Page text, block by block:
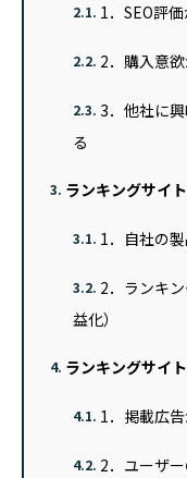
2.1. 1．SEO評
2.2. 2．購入意
2.3. 3．他社に
る
3. ランキングサイ
3.1. 1．自社の
3.2. 2．ランキ
益化）
4. ランキングサイ
4.1. 1．掲載広
4.2. 2．ユーザ